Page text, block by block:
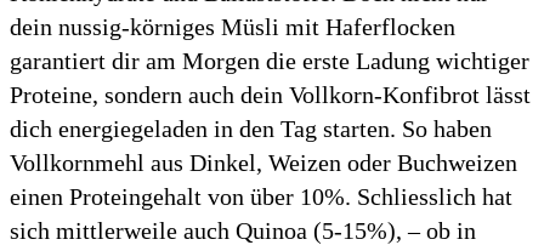
dein nussig-körniges Müsli mit Haferflocken
garantiert dir am Morgen die erste Ladung wichtiger
Proteine, sondern auch dein Vollkorn-Konfibrot lässt
dich energiegeladen in den Tag starten. So haben
Vollkornmehl aus Dinkel, Weizen oder Buchweizen
einen Proteingehalt von über 10%. Schliesslich hat
sich mittlerweile auch Quinoa (5-15%), – ob in